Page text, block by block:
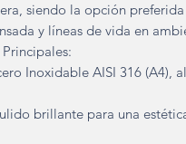
siendo la opción
y líneas de vida en
Inoxidable AISI 316 (A4),
brillante para una